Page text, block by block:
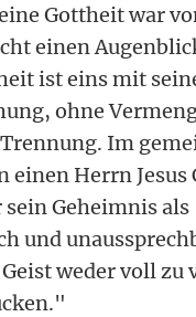
Gottheit war
einen
ist eins mit
ohne
Im
einen Herrn Jesus
Geheimnis als
und
weder voll zu